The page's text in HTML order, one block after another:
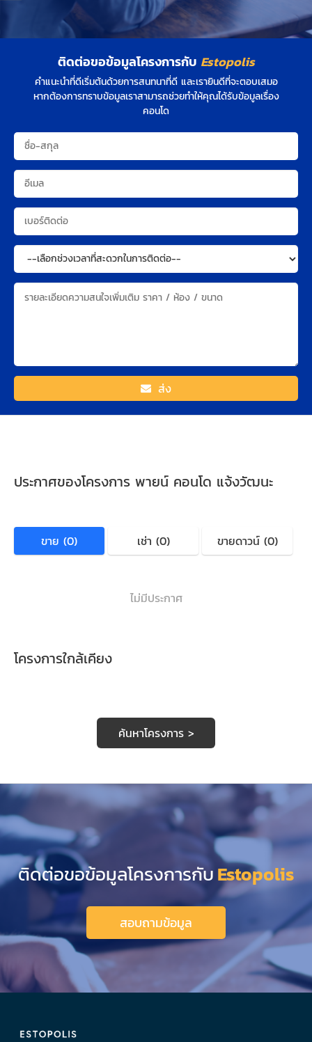
ติดต่อขอข้อมูลโครงการกับ Estopolis
คำแนะนำที่ดีเริ่มต้นด้วยการสนทนาที่ดี และเรายินดีที่จะตอบเสมอ
หากต้องการทราบข้อมูลเราสามารถช่วยทำให้คุณได้รับข้อมูลเรื่อง
คอนโด
ส่ง
ประกาศของโครงการ พายน์ คอนโด แจ้งวัฒนะ
ขาย (0) เช่า (0) ขายดาวน์ (0)
ไม่มีประกาศ
โครงการใกล้เคียง
ค้นหาโครงการ >
ติดต่อขอข้อมูลโครงการกับEstopolis
สอบถามข้อมูล